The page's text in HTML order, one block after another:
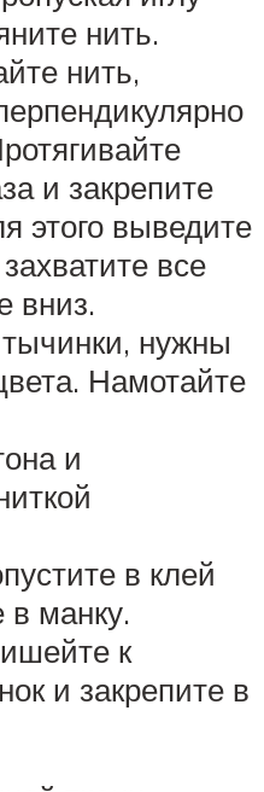
нить.
нить,
и закрепите
этого выведите
все
вниз.
нужны
Намотайте
и
в клей
манку.
к
и закрепите в